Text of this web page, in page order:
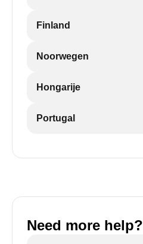
Finland
Noorwegen
Hongarije
Portugal
Need more help?